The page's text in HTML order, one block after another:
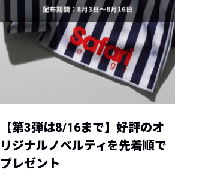
【第3弾は8/16まで】好評のオ
リジナルノベルティを先着順で
プレゼント